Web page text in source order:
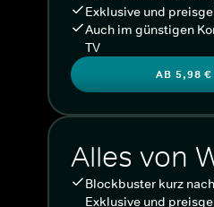
Exklusive und
Auch im günstigen
TV
AB 5,98
Alles von
Blockbuster kurz
Exklusive und